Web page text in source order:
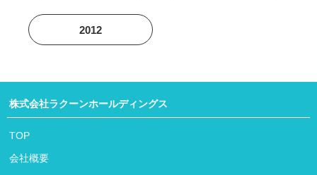
2012
株式会社ラクーンホールディングス
TOP
会社概要